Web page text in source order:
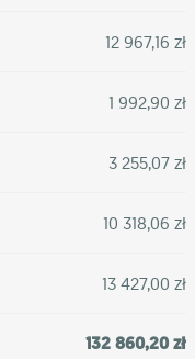
12 967,16 zł
1 992,90 zł
3 255,07 zł
10 318,06 zł
13 427,00 zł
132 860,20 zł